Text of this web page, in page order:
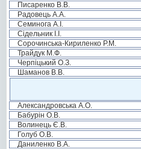
Писаренко В.В.
Радовець А.А.
Семинога А.І.
Сідельник І.І.
Сорочинська-Кириленко Р.М.
Трайдук М.Ф.
Черпіцький О.З.
Шаманов В.В.
Александровська А.О.
Бабурін О.В.
Волинець Є.В.
Голуб О.В.
Даниленко В.А.